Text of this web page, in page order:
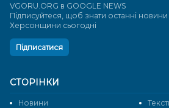
СТОРІНКИ
Новини
VGORU.ORG в GOOGLE NEWS
Підписуйтеся, щоб знати останні
Херсонщини сьогодні
Підписатися